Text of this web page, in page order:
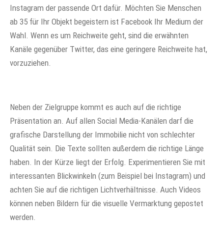
Instagram der passende Ort dafür. Möchten Sie Menschen
ab 35 für Ihr Objekt begeistern ist Facebook Ihr Medium der
Wahl. Wenn es um Reichweite geht, sind die erwähnten
Kanäle gegenüber Twitter, das eine geringere Reichweite hat,
vorzuziehen.
Neben der Zielgruppe kommt es auch auf die richtige
Präsentation an. Auf allen Social Media-Kanälen darf die
grafische Darstellung der Immobilie nicht von schlechter
Qualität sein. Die Texte sollten außerdem die richtige Länge
haben. In der Kürze liegt der Erfolg. Experimentieren Sie mit
interessanten Blickwinkeln (zum Beispiel bei Instagram) und
achten Sie auf die richtigen Lichtverhältnisse. Auch Videos
können neben Bildern für die visuelle Vermarktung gepostet
werden.